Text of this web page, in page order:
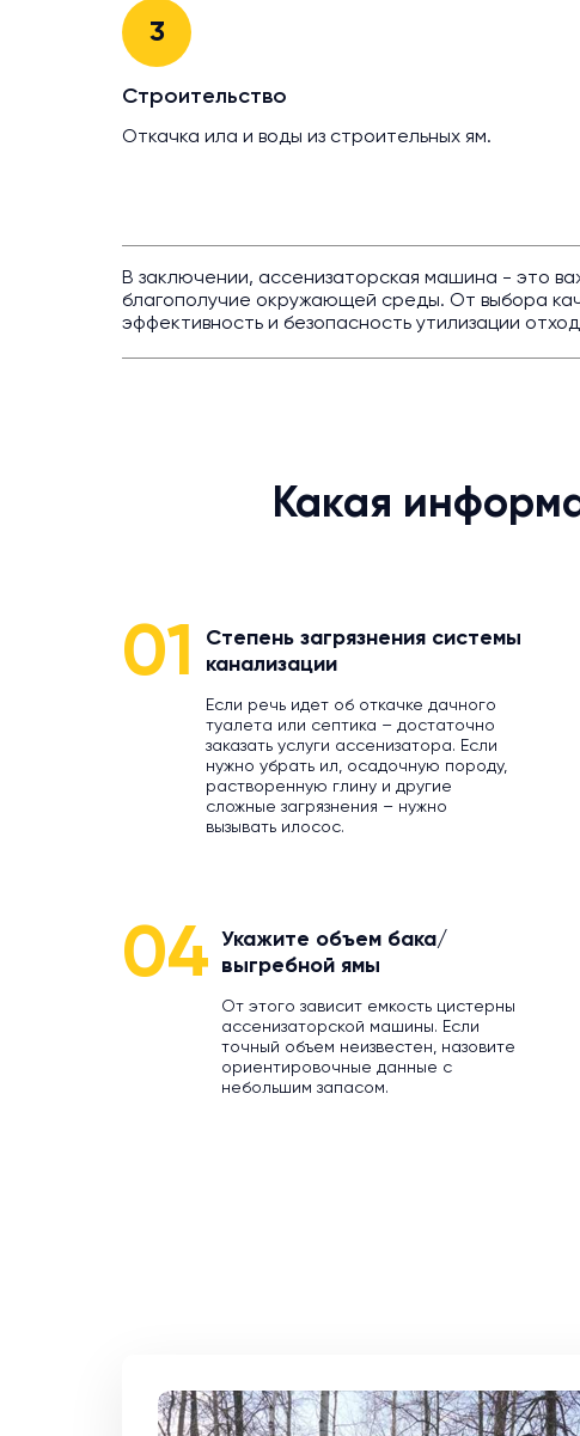
3
Строительство
Откачка ила и воды из строительных ям.
В заключении, ассенизаторская машина - это
благополучие окружающей среды. От выбора
эффективность и безопасность утилизации
Какая
01
Степень загрязнения системы
канализации
Если речь идет об откачке дачного
туалета или септика – достаточно
заказать услуги ассенизатора. Если
нужно убрать ил, осадочную породу,
растворенную глину и другие
сложные загрязнения – нужно
вызывать илосос.
04
Укажите объем бака/
выгребной ямы
От этого зависит емкость цистерны
ассенизаторской машины. Если
точный объем неизвестен, назовите
ориентировочные данные с
небольшим запасом.